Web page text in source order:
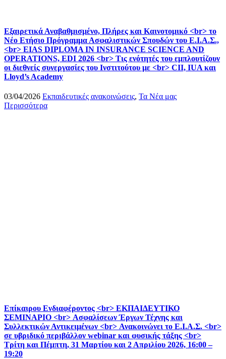
Εξαιρετικά Αναβαθμισμένο, Πλήρες και Καινοτομικό <br> το
Νέο Ετήσιο Πρόγραμμα Ασφαλιστικών Σπουδών του Ε.Ι.Α.Σ.,
<br> EIAS DIPLOMA IN INSURANCE SCIENCE AND
OPERATIONS, EDI 2026 <br> Τις ενότητές του εμπλουτίζουν
οι διεθνείς συνεργασίες του Ινστιτούτου με <br> CII, IUA και
Lloyd’s Academy
03/04/2026 Εκπαιδευτικές ανακοινώσεις, Τα Νέα μας
Περισσότερα
Επίκαιρου Ενδιαφέροντος <br> ΕΚΠΑΙΔΕΥΤΙΚΟ
ΣΕΜΙΝΑΡΙΟ <br> Ασφαλίσεων Έργων Τέχνης και
Συλλεκτικών Αντικειμένων <br> Ανακοινώνει το Ε.Ι.Α.Σ. <br>
σε υβριδικό περιβάλλον webinar και φυσικής τάξης <br>
Τρίτη και Πέμπτη, 31 Μαρτίου και 2 Απριλίου 2026, 16:00 –
19:20